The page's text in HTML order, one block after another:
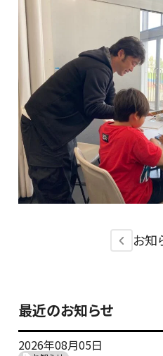
お知
最近のお知らせ
2026年08月05日